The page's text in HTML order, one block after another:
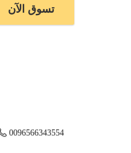
تسوق الآن
0096566343554